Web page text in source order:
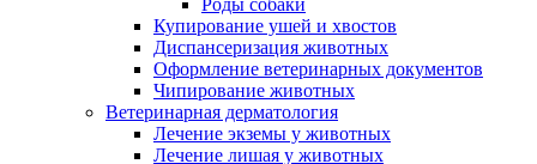
Роды собаки
Купирование ушей и хвостов
Диспансеризация животных
Оформление ветеринарных документов
Чипирование животных
Ветеринарная дерматология
Лечение экземы у животных
Лечение лишая у животных